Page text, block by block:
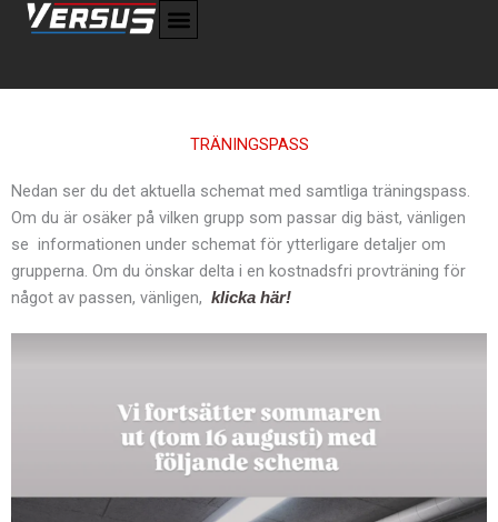
Hoppa
TRÄNINGSPASS
Nedan ser du det aktuella schemat med samtliga träningspass.
Om du är osäker på vilken grupp som passar dig bäst, vänligen
se informationen under schemat för ytterligare detaljer om
grupperna. Om du önskar delta i en kostnadsfri provträning för
något av passen, vänligen, klicka här!